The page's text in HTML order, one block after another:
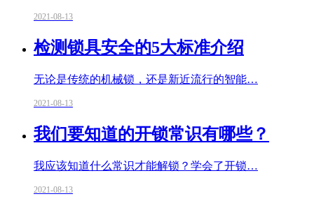
2021-08-13
检测锁具安全的5大标准介绍
无论是传统的机械锁，还是新近流行的智能…
2021-08-13
我们要知道的开锁常识有哪些？
我应该知道什么常识才能解锁？学会了开锁…
2021-08-13